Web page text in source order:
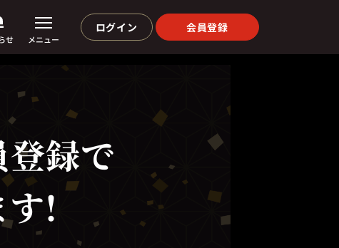
せ メニュー
ログイン 会員登録
録で
!